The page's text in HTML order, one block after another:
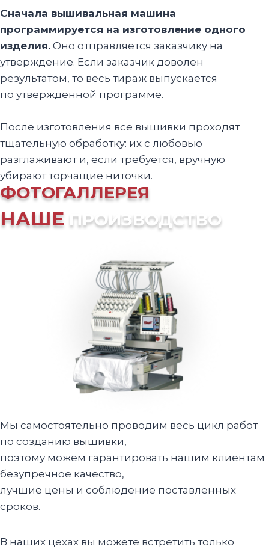
Сначала вышивальная машина
программируется на изготовление одного
изделия. Оно отправляется заказчику на
утверждение. Если заказчик доволен
результатом, то весь тираж выпускается
по утвержденной программе.
После изготовления все вышивки проходят
тщательную обработку: их с любовью
разглаживают и, если требуется, вручную
убирают торчащие ниточки.
ФОТОГАЛЛЕРЕЯ
НАШЕ ПРОИЗВОДСТВО
Мы самостоятельно проводим весь цикл работ
по созданию вышивки,
поэтому можем гарантировать нашим клиентам
безупречное качество,
лучшие цены и соблюдение поставленных
сроков.
В наших цехах вы можете встретить только